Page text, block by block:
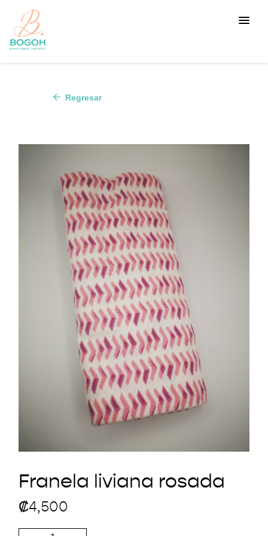
arrow_back Regresar
Franela liviana rosada
₡4,500
Franela